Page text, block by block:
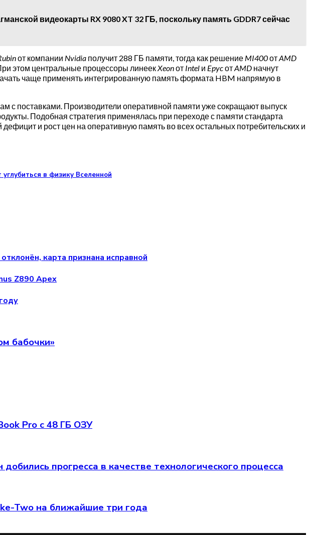
видеокарты RX 9080 XT 32 ГБ, поскольку память GDDR7 сейчас
от компании Nvidia получит 288 ГБ памяти, тогда как решение MI400отAMD
этом центральные процессоры линеекXeonот Intel и EpycотAMD начнут
чаще применять интегрированную память формата HBM напрямую в
с поставками. Производители оперативной памяти уже сокращают выпуск
Подобная стратегия применялась при переходе с памяти стандарта
и рост цен на оперативную память во всех остальных потребительских и
в физику Вселенной
карта признана исправной
Z890 Apex
бабочки»
Pro с 48 ГБ ОЗУ
прогресса в качестве технологического процесса
Two на ближайшие три года